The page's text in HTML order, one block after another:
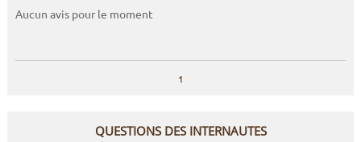
Aucun avis pour le moment
1
QUESTIONS DES INTERNAUTES